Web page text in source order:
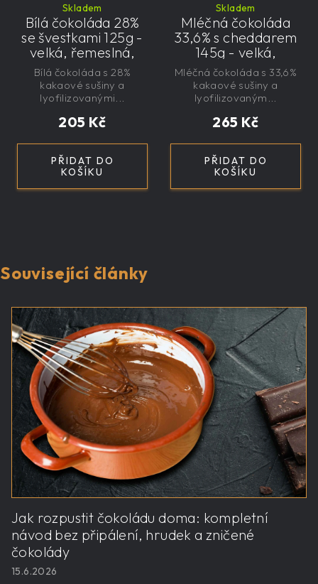
Skladem
Bílá čokoláda 28%
se švestkami 125g -
velká, řemeslná,
exkluzivní, dárková
205 Kč
PŘIDAT DO
KOŠÍKU
Bílá čokoláda s 28%
kakaové sušiny a
lyofilizovanými...
Skladem
Mléčná čokoláda
33,6% s cheddarem
145g - velká,
řemeslná,
exkluzivní, dárková
265 Kč
PŘIDAT DO
KOŠÍKU
Mléčná čokoláda s 33,6%
kakaové sušiny a
lyofilizovaným...
Související články
Jak rozpustit čokoládu doma: kompletní
návod bez připálení, hrudek a zničené
čokolády
15.6.2026